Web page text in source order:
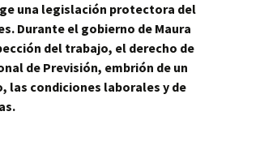
una legislación protectora del
Durante el gobierno de Maura
del trabajo, el derecho de
de Previsión, embrión de un
las condiciones laborales y de